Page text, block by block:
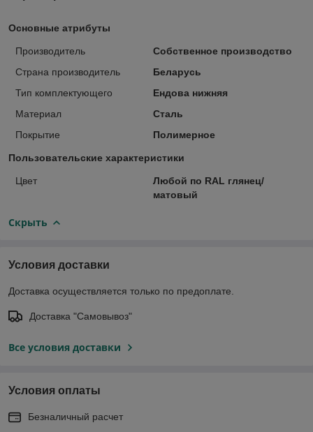
Основные атрибуты
Производитель
Собственное производство
Страна производитель
Беларусь
Тип комплектующего
Ендова нижняя
Материал
Сталь
Покрытие
Полимерное
Пользовательские характеристики
Цвет
Любой по RAL глянец/
матовый
Скрыть
Условия доставки
Доставка осуществляется только по предоплате.
Доставка "Самовывоз"
Все условия доставки
Условия оплаты
Безналичный расчет